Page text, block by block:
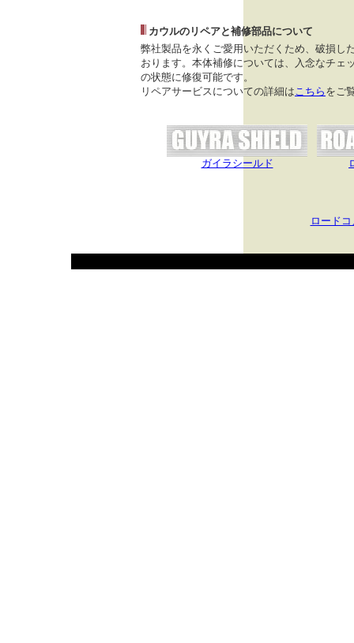
カウルのリペアと補修部品について
弊社製品を永くご愛用いただくため、破損し
おります。本体補修については、入念なチェ
の状態に修復可能です。
リペアサービスについての詳細はこちら をご
ガイラシールド
ロード